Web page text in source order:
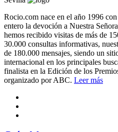
Rocio.com nace en el año 1996
entero la devoción a Nuestra
hemos recibido visitas de más de
30.000 consultas informativas,
de 180.000 mensajes, siendo un
internacional en los principales
finalista en la Edición de los
organizado por ABC. Leer más